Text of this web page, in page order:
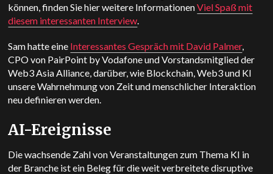
können, finden Sie hier weitere InformationenViel Spaß mit
diesem interessanten Interview.
Sam hatte eine Interessantes Gespräch mit David Palmer,
CPO von PairPoint by Vodafone und Vorstandsmitglied der
Web3 Asia Alliance, darüber, wie Blockchain, Web3 und KI
unsere Wahrnehmung von Zeit und menschlicher Interaktion
neu definieren werden.
AI-Ereignisse
Die wachsende Zahl von Veranstaltungen zum Thema KI in
der Branche ist ein Beleg für die weit verbreitete disruptive